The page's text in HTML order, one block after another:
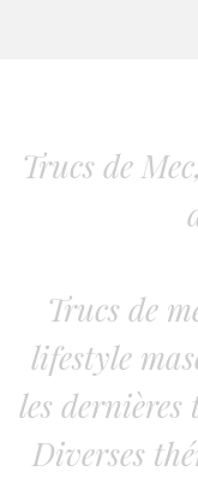
Trucs de
Trucs de
lifestyle
les dernières
Diverses